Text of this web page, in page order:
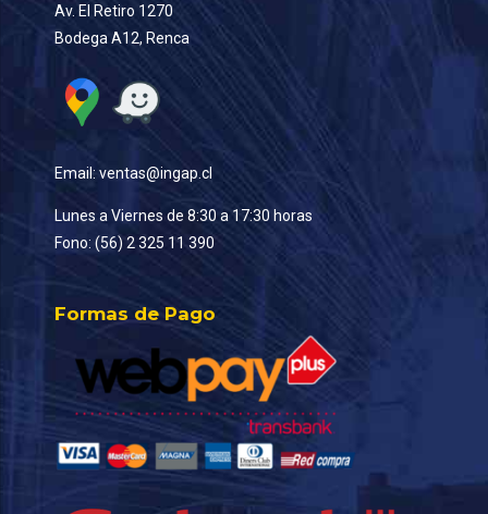
Av. El Retiro 1270
Bodega A12, Renca
Email: ventas@ingap.cl
Lunes a Viernes de 8:30 a 17:30 horas
Fono: (56) 2 325 11 390
Formas de Pago